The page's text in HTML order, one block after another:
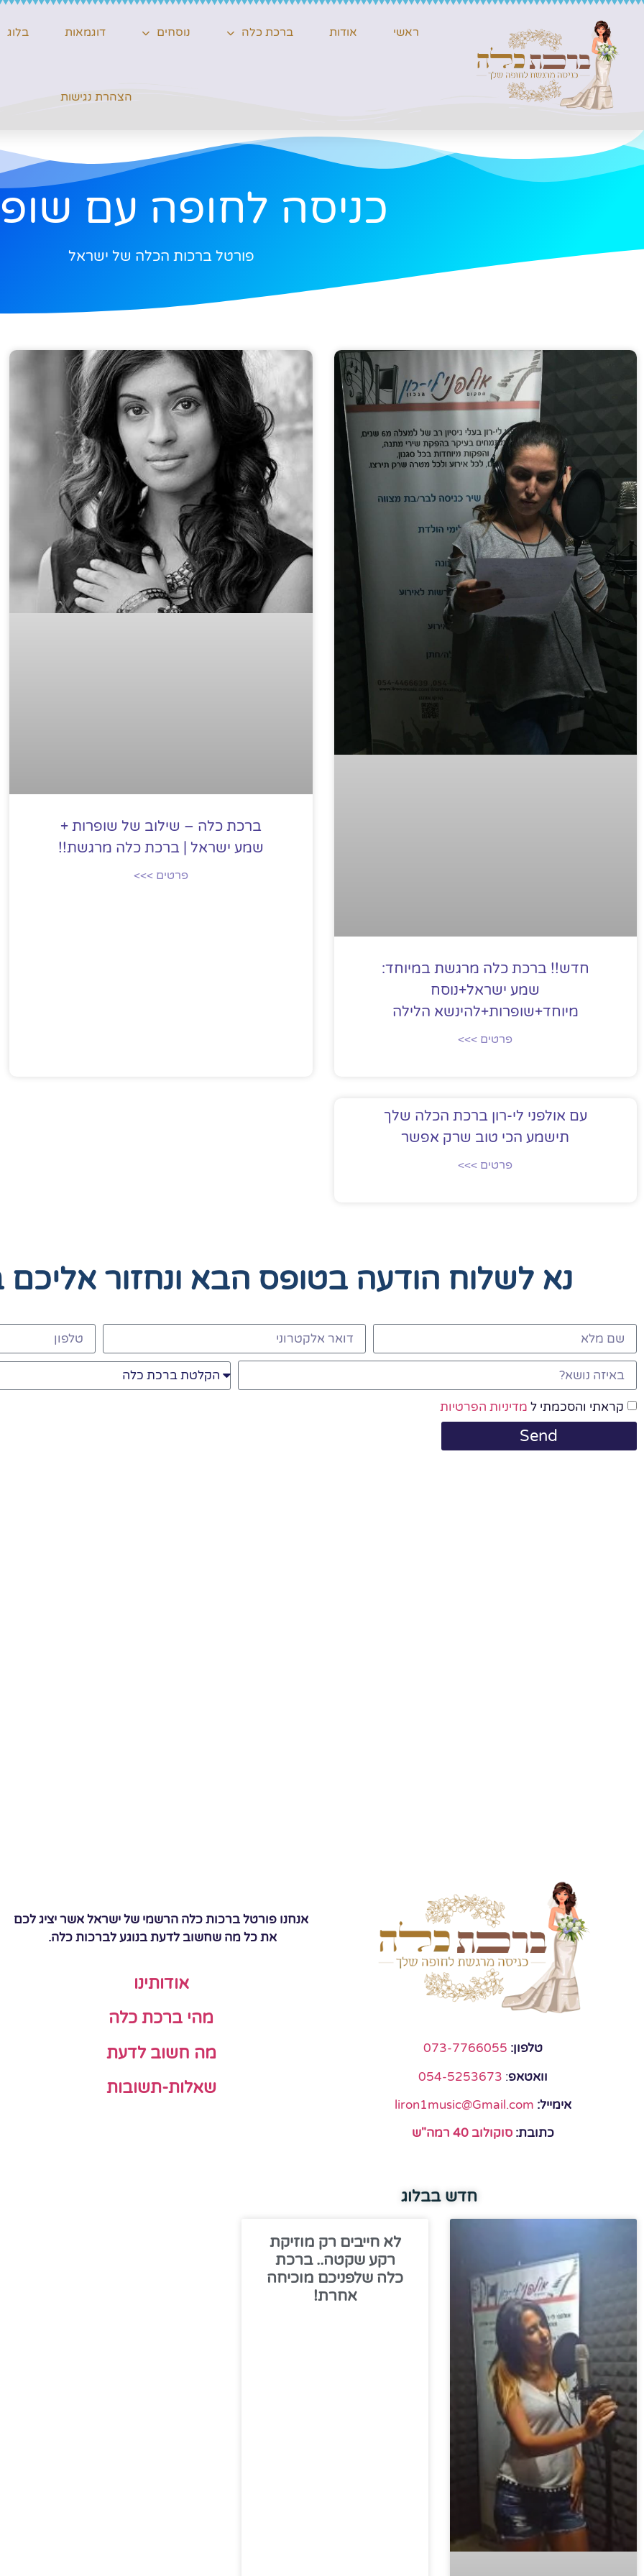
ראשי אודות ברכת כלה נוסחים דוגמאות בלוג
הצהרת נגישות
כניסה לחופה עם
פורטל ברכות הכלה של ישראל
חדש!! ברכת כלה מרגשת במיוחד:
שמע ישראל+נוסח
מיוחד+שופרות+להינשא הלילה
פרטים >>>
ברכת כלה – שילוב של שופרות +
שמע ישראל | ברכת כלה מרגשת!!
פרטים >>>
עם אולפני לי-רון ברכת הכלה שלך
תישמע הכי טוב שרק אפשר
פרטים >>>
נא לשלוח הודעה בטופס הבא ונחזור
קראתי והסכמתי ל מדיניות הפרטיות
Send
טלפון: 073-7766055
וואטאפ:
054-5253673
אימייל: liron1music@Gmail.com
כתובת: סוקולוב 40 רמה"ש
אנחנו פורטל ברכות כלה הרשמי של ישראל אשר יציג לכם
את כל מה שחשוב לדעת בנוגע לברכות כלה.
אודותינו
מהי ברכת כלה
מה חשוב לדעת
שאלות-תשובות
חדש בבלוג
לא חייבים רק מוזיקת
רקע שקטה.. ברכת
כלה שלפניכם מוכיחה
אחרת!